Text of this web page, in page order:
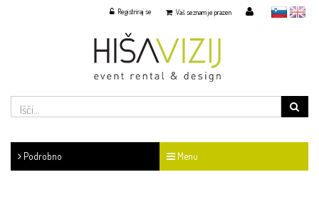
slovensko
English
Vaš seznam je prazen
Registriraj se
Podrobno Menu